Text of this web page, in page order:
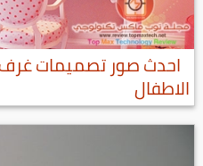
احدث صور تصميمات غرف
الاطفال